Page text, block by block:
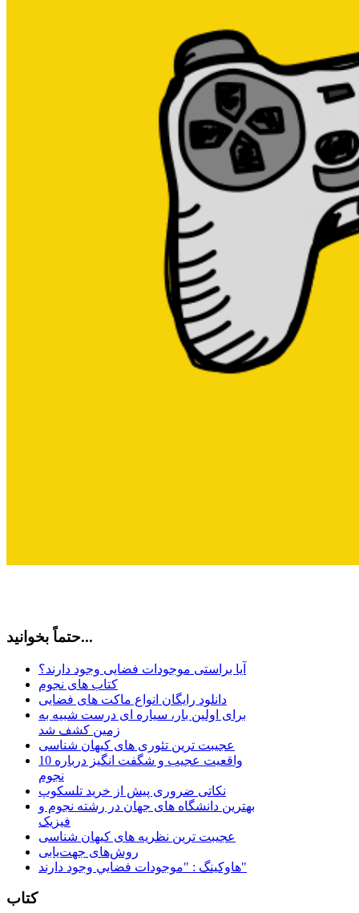
حتماً بخوانید...
آیا براستی موجودات فضایی وجود دارند؟
کتاب های نجوم
دانلود رایگان انواع ماکت های فضایی
برای اولین بار، سیاره ای درست شبیه به
زمین کشف شد
عجیبت ترین تئوری های کیهان شناسی
10 واقعیت عجیب و شگفت انگیز درباره
نجوم
نکاتی ضروری پیش از خرید تلسکوپ
بهترین دانشگاه های جهان در رشته نجوم و
فیزیک
عجیبت ترین نظریه های کیهان شناسی
روش‌های جهت‌یابی
هاوكينگ : "موجودات فضايي وجود دارند"
کتاب